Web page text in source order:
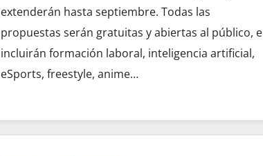
extenderán hasta septiembre. Todas las
propuestas serán gratuitas y abiertas al público, e
incluirán formación laboral, inteligencia artificial,
eSports, freestyle, anime…